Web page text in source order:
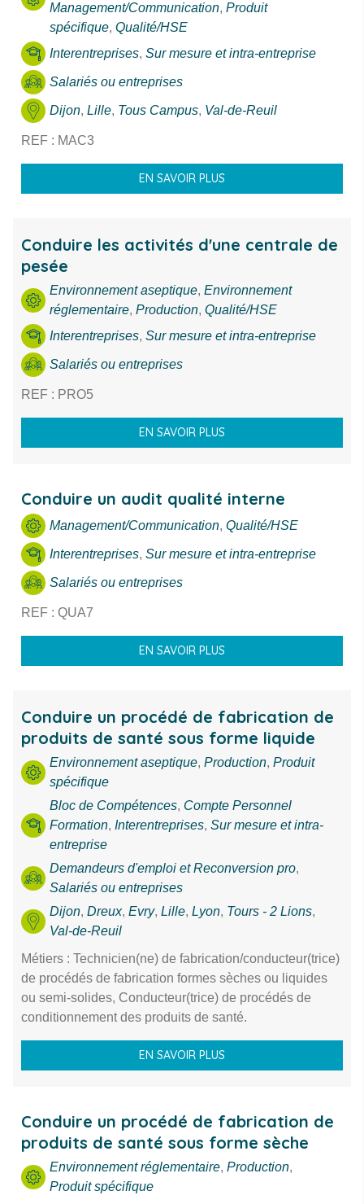
Management/Communication, Produit
spécifique, Qualité/HSE
Interentreprises, Sur mesure et intra-entreprise
Salariés ou entreprises
Dijon, Lille, Tous Campus, Val-de-Reuil
REF : MAC3
EN SAVOIR PLUS
Conduire les activités d'une centrale de
pesée
Environnement aseptique, Environnement
réglementaire, Production, Qualité/HSE
Interentreprises, Sur mesure et intra-entreprise
Salariés ou entreprises
REF : PRO5
EN SAVOIR PLUS
Conduire un audit qualité interne
Management/Communication, Qualité/HSE
Interentreprises, Sur mesure et intra-entreprise
Salariés ou entreprises
REF : QUA7
EN SAVOIR PLUS
Conduire un procédé de fabrication de
produits de santé sous forme liquide
Environnement aseptique, Production, Produit
spécifique
Bloc de Compétences, Compte Personnel
Formation, Interentreprises, Sur mesure et intra-
entreprise
Demandeurs d'emploi et Reconversion pro,
Salariés ou entreprises
Dijon, Dreux, Evry, Lille, Lyon, Tours - 2 Lions,
Val-de-Reuil
Métiers : Technicien(ne) de fabrication/conducteur(trice)
de procédés de fabrication formes sèches ou liquides
ou semi-solides, Conducteur(trice) de procédés de
conditionnement des produits de santé.
EN SAVOIR PLUS
Conduire un procédé de fabrication de
produits de santé sous forme sèche
Environnement réglementaire, Production,
Produit spécifique